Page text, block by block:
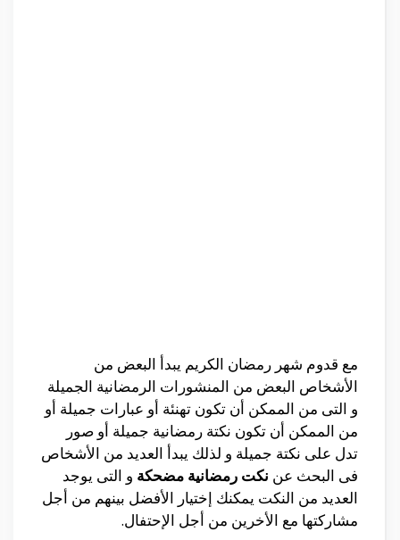
مع قدوم شهر رمضان الكريم يبدأ البعض من
الأشخاص البعض من المنشورات الرمضانية الجميلة
و التى من الممكن أن تكون تهنئة أو عبارات جميلة أو
من الممكن أن تكون نكتة رمضانية جميلة أو صور
تدل على نكتة جميلة و لذلك يبدأ العديد من الأشخاص
فى البحث عن نكت رمضانية مضحكة و التى يوجد
العديد من النكت يمكنك إختيار الأفضل بينهم من أجل
مشاركتها مع الأخرين من أجل الإحتفال.